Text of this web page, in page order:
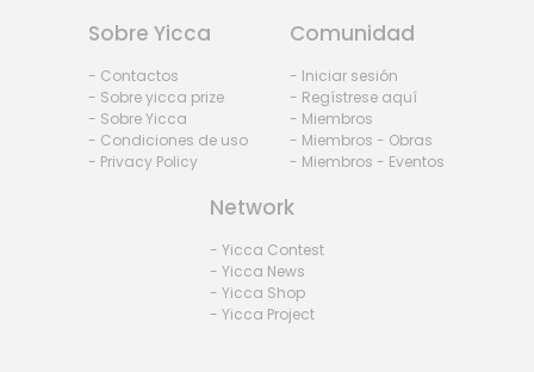
Sobre Yicca
- Contactos
- Sobre yicca prize
- Sobre Yicca
- Condiciones de uso
- Privacy Policy
Comunidad
- Iniciar sesión
- Regístrese aquí
- Miembros
- Miembros - Obras
- Miembros - Eventos
Network
- Yicca Contest
- Yicca News
- Yicca Shop
- Yicca Project